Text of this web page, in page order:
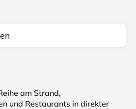
am Strand,
und Restaurants in direkter